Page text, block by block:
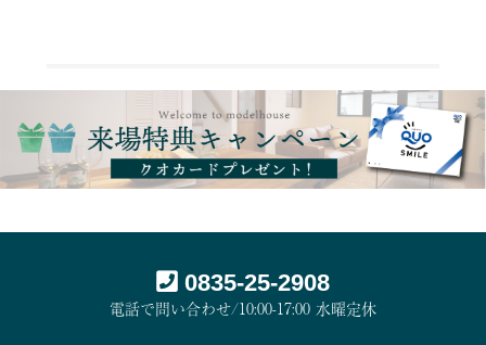
0835-25-2908
電話で問い合わせ/10:00-17:00 水曜定休